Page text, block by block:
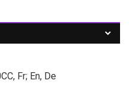
Fr; En, De